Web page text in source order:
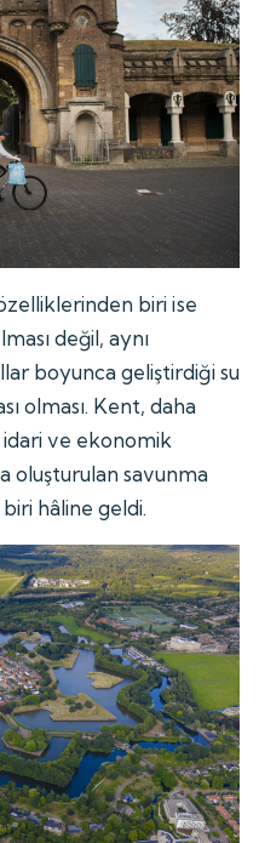
biri ise
değil, aynı
boyunca geliştirdiği su
olması. Kent, daha
ve ekonomik
oluşturulan savunma
hâline geldi.